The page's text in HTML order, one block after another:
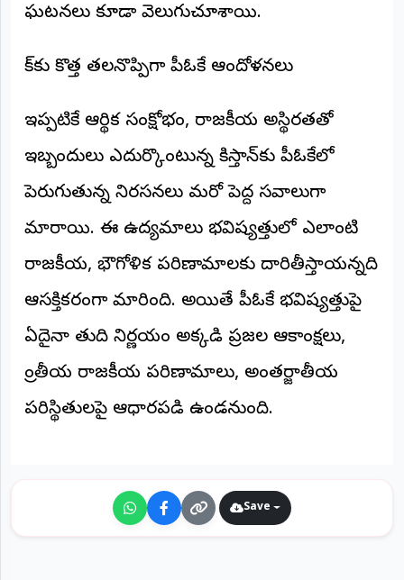
ఘటనలు కూడా వెలుగుచూశాయి.
పాక్‌కు కొత్త తలనొప్పిగా పీఓకే ఆందోళనలు
ఇప్పటికే ఆర్థిక సంక్షోభం, రాజకీయ అస్థిరతతో
ఇబ్బందులు ఎదుర్కొంటున్న పాకిస్తాన్‌కు పీఓకేలో
పెరుగుతున్న నిరసనలు మరో పెద్ద సవాలుగా
మారాయి. ఈ ఉద్యమాలు భవిష్యత్తులో ఎలాంటి
రాజకీయ, భౌగోళిక పరిణామాలకు దారితీస్తాయన్నది
ఆసక్తికరంగా మారింది. అయితే పీఓకే భవిష్యత్తుపై
ఏదైనా తుది నిర్ణయం అక్కడి ప్రజల ఆకాంక్షలు,
ప్రాంతీయ రాజకీయ పరిణామాలు, అంతర్జాతీయ
పరిస్థితులపై ఆధారపడి ఉండనుంది.
Save